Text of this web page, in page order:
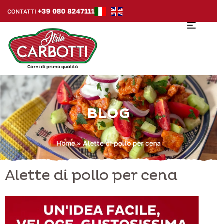
CONTATTI +39 080 8247111
BLOG
Home»Alette di pollo per cena
Alette di pollo per cena